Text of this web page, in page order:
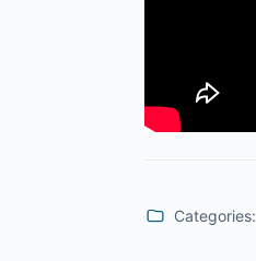
Categories: